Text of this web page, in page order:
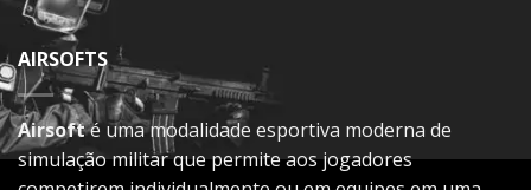
AIRSOFTS
Airsofté uma modalidade esportiva moderna de
simulação militar que permite aos jogadores